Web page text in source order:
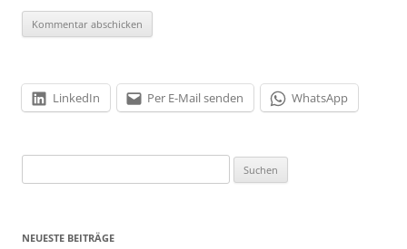
LinkedIn Per E-Mail senden WhatsApp
nach:
NEUESTE BEITRÄGE